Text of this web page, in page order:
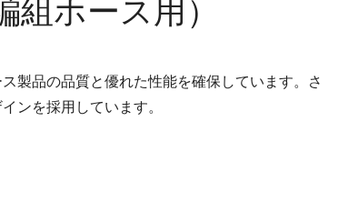
ホース用）
製品の品質と優れた性能を確保しています。さ
ンを採用しています。